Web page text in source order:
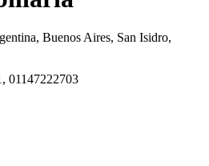
Buenos Aires, San Isidro,
01147222703